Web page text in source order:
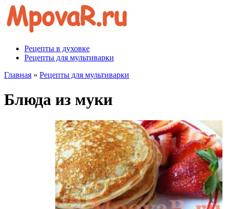
Перейти
контенту
Рецепты в духовке
Рецепты для мультиварки
Главная » Рецепты для мультиварки
Блюда из муки